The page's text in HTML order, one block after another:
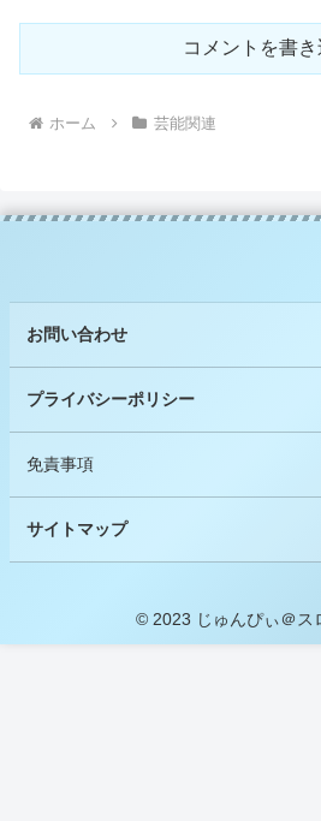
コメントを書き
ホーム 芸能関連
お問い合わせ
プライバシーポリシー
免責事項
サイトマップ
© 2023 じゅんぴぃ＠ス